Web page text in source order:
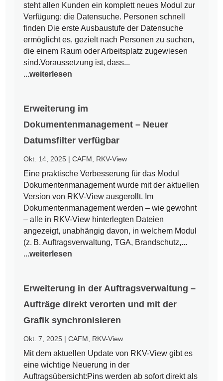
steht allen Kunden ein komplett neues Modul zur
Verfügung: die Datensuche. Personen schnell
finden Die erste Ausbaustufe der Datensuche
ermöglicht es, gezielt nach Personen zu suchen,
die einem Raum oder Arbeitsplatz zugewiesen
sind.Voraussetzung ist, dass...
...weiterlesen
Erweiterung im
Dokumentenmanagement – Neuer
Datumsfilter verfügbar
Okt. 14, 2025 |CAFM RKV-View
Eine praktische Verbesserung für das Modul
Dokumentenmanagement wurde mit der aktuellen
Version von RKV-View ausgerollt. Im
Dokumentenmanagement werden – wie gewohnt
– alle in RKV-View hinterlegten Dateien
angezeigt, unabhängig davon, in welchem Modul
(z. B. Auftragsverwaltung, TGA, Brandschutz,...
...weiterlesen
Erweiterung in der Auftragsverwaltung –
Aufträge direkt verorten und mit der
Grafik synchronisieren
Okt. 7, 2025 |CAFM RKV-View
Mit dem aktuellen Update von RKV-View gibt es
eine wichtige Neuerung in der
Auftragsübersicht:Pins werden ab sofort direkt als